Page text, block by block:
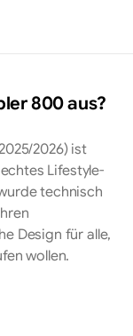
800aus?
2026) ist
Lifestyle-
technisch
Design für alle,
wollen.